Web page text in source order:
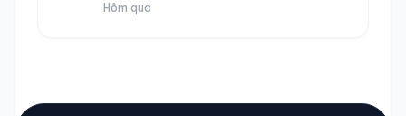
Hôm qua